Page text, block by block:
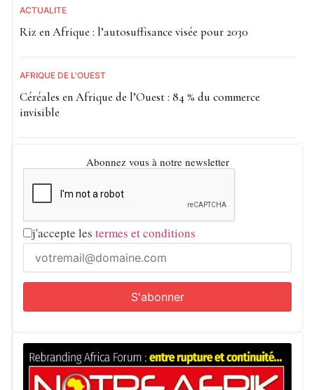
ACTUALITE
Riz en Afrique : l’autosuffisance visée pour 2030
AFRIQUE DE L'OUEST
Céréales en Afrique de l’Ouest : 84 % du commerce
invisible
Abonnez vous à notre newsletter
j'accepte les termes et conditions